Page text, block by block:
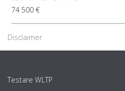
74 500 €
Disclaimer
Testare WLTP